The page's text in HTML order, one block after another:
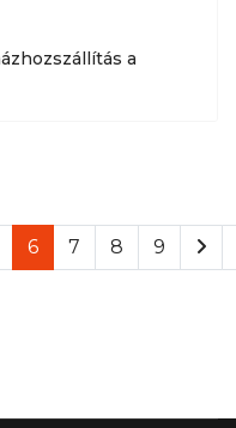
a
6 7 8 9